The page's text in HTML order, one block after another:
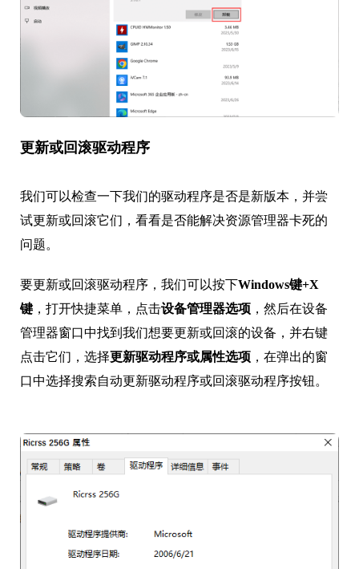
更新或回滚驱动程序
我们可以检查一下我们的驱动程序是否是新版本，并尝
试更新或回滚它们，看看是否能解决资源管理器卡死的
问题。
要更新或回滚驱动程序，我们可以按下Windows键+X
键 ，打开快捷菜单，点击设备管理器选项 ，然后在设备
管理器窗口中找到我们想要更新或回滚的设备，并右键
点击它们，选择更新驱动程序或属性选项 ，在弹出的窗
口中选择搜索自动更新驱动程序或回滚驱动程序按钮。